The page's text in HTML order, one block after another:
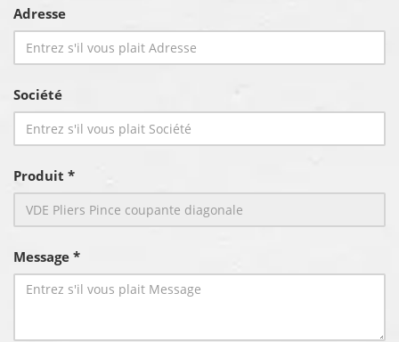
Adresse
Société
Produit *
Message *